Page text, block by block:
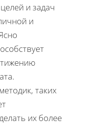
и задач
и
таких
их более